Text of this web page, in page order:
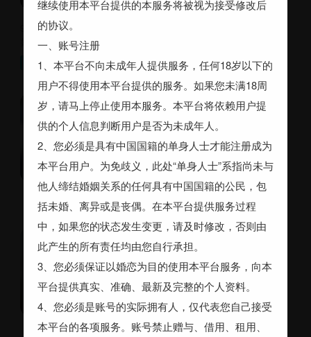
书法绘画
看书 宅家
烹饪厨艺
97年阳光宅男，INFJ，可嗨可静，静的时间居多，在外口碑
好，有眼力劲，懂对方想要什么
寻觅 20～30岁，158～175cm，未婚，大专，8千~1万，随时，四川，独自租房，其他要求：身材好一点
卜新民
成都温江区 52岁 离异 160cm
期望随时结婚
雷
本科 1~2万
期望两年内结婚
继续使用本平台提供的本服务将被视为接受修改后
的协议。
一、账号注册
1、本平台不向未成年人提供服务，任何18岁以下的
用户不得使用本平台提供的服务。如果您未满18周
岁，请马上停止使用本服务。本平台将依赖用户提
供的个人信息判断用户是否为未成年人。
2、您必须是具有中国国籍的单身人士才能注册成为
本平台用户。为免歧义，此处“单身人士”系指尚未与
他人缔结婚姻关系的任何具有中国国籍的公民，包
括未婚、离异或是丧偶。在本平台提供服务过程
中，如果您的状态发生变更，请及时修改，否则由
此产生的所有责任均由您自行承担。
3、您必须保证以婚恋为目的使用本平台服务，向本
平台提供真实、准确、最新及完整的个人资料。
4、您必须是账号的实际拥有人，仅代表您自己接受
本平台的各项服务。账号禁止赠与、借用、租用、